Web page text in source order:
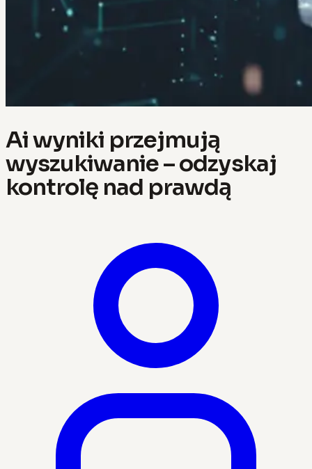
Ai wyniki przejmują
wyszukiwanie – odzyskaj
kontrolę nad prawdą